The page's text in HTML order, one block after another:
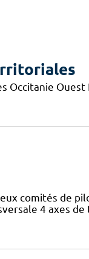
Occitanie
comités de
4 axes